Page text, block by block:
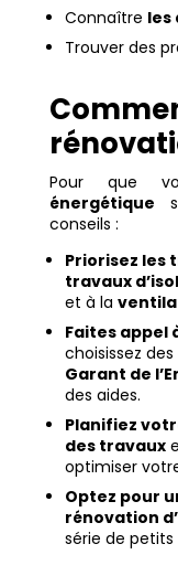
Connaître les
Trouver des
Pour que
énergétique
conseils :
Priorisez les
travaux
et à la
Faites appel
choisissez
Garant de
des aides.
Planifiez
des travaux
optimiser
Optez pour
rénovation
série de petits